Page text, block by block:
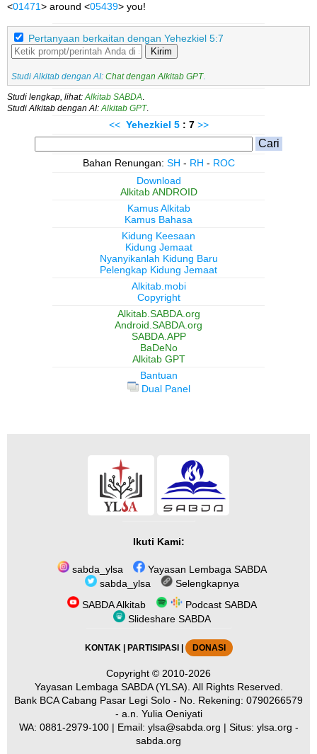
<01471> around <05439> you!
Pertanyaan berkaitan dengan Yehezkiel 5:7
Kirim
Studi Alkitab dengan AI: Chat dengan Alkitab GPT .
Studi lengkap, lihat:Alkitab SABDA.
Studi Alkitab dengan AI:Alkitab GPT .
<< Yehezkiel 5 : 7 >>
Bahan Renungan: SH - RH - ROC
Download
Alkitab ANDROID
Kamus Alkitab
Kamus Bahasa
Kidung Keesaan
Kidung Jemaat
Nyanyikanlah Kidung Baru
Pelengkap Kidung Jemaat
Alkitab.mobi
Copyright
Alkitab.SABDA.org
Android.SABDA.org
SABDA.APP
BaDeNo
Alkitab GPT
Bantuan
Dual Panel
Ikuti Kami:
sabda_ylsa
Yayasan Lembaga SABDA
sabda_ylsa
Selengkapnya
SABDA Alkitab
Podcast SABDA
Slideshare SABDA
KONTAK| PARTISIPASI DONASI
Copyright © 2010-2026
Yayasan Lembaga SABDA (YLSA). All Rights Reserved.
Bank BCA Cabang Pasar Legi Solo - No. Rekening: 0790266579
- a.n. Yulia Oeniyati
WA: 0881-2979-100| Email: ylsa@sabda.org | Situs: ylsa.org -
sabda.org